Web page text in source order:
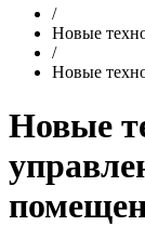
/
Новые
/
Новые
Новые